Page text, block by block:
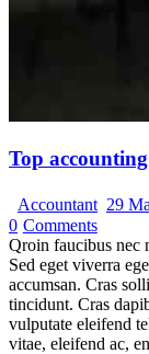
Top
Accountant 29
0 Comments
Qroin faucibus nec
Sed eget viverra
accumsan. Cras
tincidunt. Cras
vulputate eleifend
vitae, eleifend ac,